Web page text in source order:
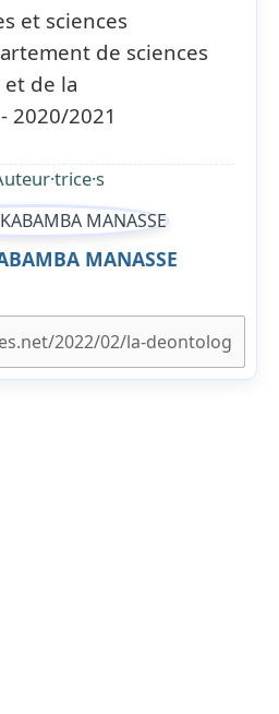
et sciences
de sciences
de la
2020/2021
MANASSE